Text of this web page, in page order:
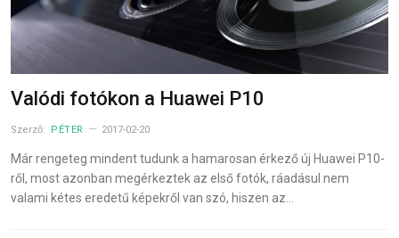
Valódi fotókon a Huawei P10
Szerző: PÉTER 2017-02-20
Már rengeteg mindent tudunk a hamarosan érkező új Huawei P10-
ről, most azonban megérkeztek az első fotók, ráadásul nem
valami kétes eredetű képekről van szó, hiszen az…